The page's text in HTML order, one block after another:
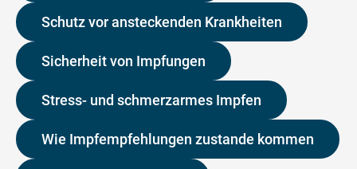
Schutz vor ansteckenden Krankheiten
Sicherheit von Impfungen
Stress- und schmerzarmes Impfen
Wie Impfempfehlungen zustande kommen